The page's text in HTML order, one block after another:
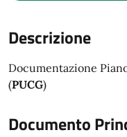
Descrizione
Documentazione
(PUCG)
Documento